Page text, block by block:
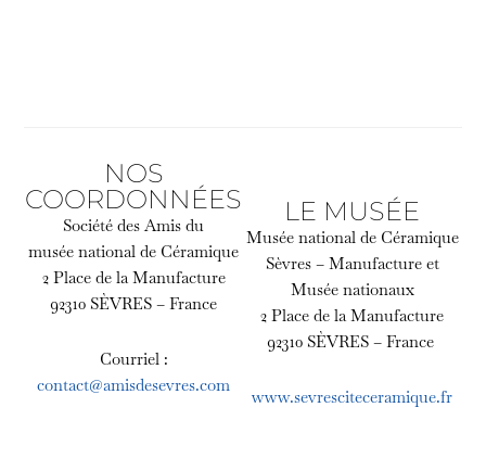
NOS
COORDONNÉES
Société des Amis du
musée national de Céramique
2 Place de la Manufacture
92310 SÈVRES – France
Courriel :
contact@amisdesevres.com
LE MUSÉE
Musée national de Céramique
Sèvres – Manufacture et
Musée nationaux
2 Place de la Manufacture
92310 SÈVRES – France
www.sevresciteceramique.fr